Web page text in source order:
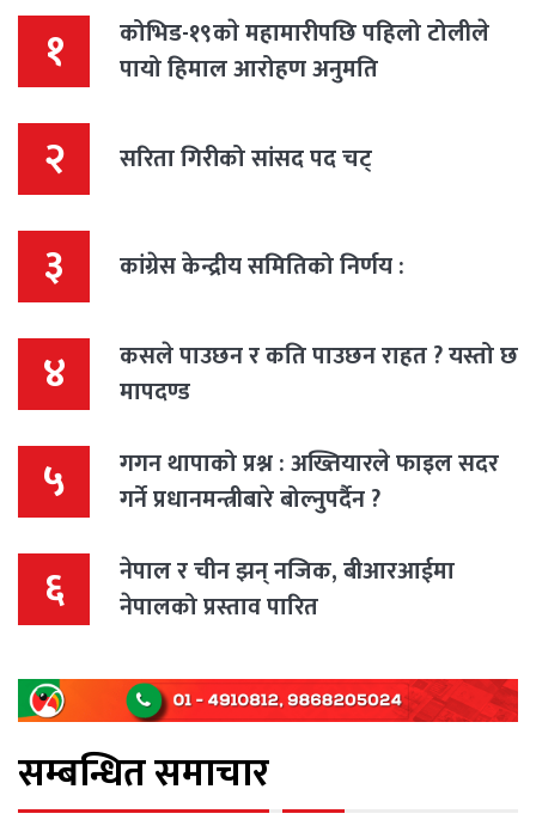
१
कोभिड-१९काे महामारीपछि पहिलो टोलीले
पायो हिमाल आरोहण अनुमति
२ सरिता गिरीको सांसद पद चट्
३ कांग्रेस केन्द्रीय समितिको निर्णय :
४
कसले पाउछन र कति पाउछन राहत ? यस्तो छ
मापदण्ड
५
गगन थापाको प्रश्न : अख्तियारले फाइल सदर
गर्ने प्रधानमन्त्रीबारे बोल्नुपर्दैन ?
६
नेपाल र चीन झन् नजिक, बीआरआईमा
नेपालको प्रस्ताव पारित
सम्बन्धित समाचार